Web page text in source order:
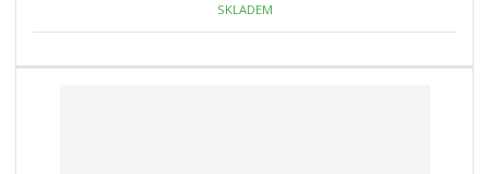
SKLADEM